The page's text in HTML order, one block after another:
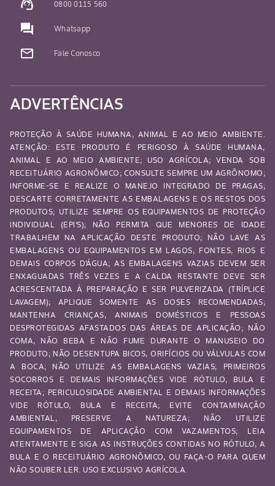
support_agent 0800 0115 560
question_answer Whatsapp
mail_outline Fale Conosco
ADVERTÊNCIAS
PROTEÇÃO À SAÚDE HUMANA, ANIMAL E AO MEIO AMBIENTE.
ATENÇÃO: ESTE PRODUTO É PERIGOSO À SAÚDE HUMANA,
ANIMAL E AO MEIO AMBIENTE; USO AGRÍCOLA; VENDA SOB
RECEITUÁRIO AGRONÔMICO; CONSULTE SEMPRE UM AGRÔNOMO;
INFORME-SE E REALIZE O MANEJO INTEGRADO DE PRAGAS;
DESCARTE CORRETAMENTE AS EMBALAGENS E OS RESTOS DOS
PRODUTOS; UTILIZE SEMPRE OS EQUIPAMENTOS DE PROTEÇÃO
INDIVIDUAL (EPI’S); NÃO PERMITA QUE MENORES DE IDADE
TRABALHEM NA APLICAÇÃO DESTE PRODUTO; NÃO LAVE AS
EMBALAGENS OU EQUIPAMENTOS EM LAGOS, FONTES, RIOS E
DEMAIS CORPOS D’ÁGUA; AS EMBALAGENS VAZIAS DEVEM SER
ENXAGUADAS TRÊS VEZES E A CALDA RESTANTE DEVE SER
ACRESCENTADA À PREPARAÇÃO E SER PULVERIZADA (TRÍPLICE
LAVAGEM); APLIQUE SOMENTE AS DOSES RECOMENDADAS;
MANTENHA CRIANÇAS, ANIMAIS DOMÉSTICOS E PESSOAS
DESPROTEGIDAS AFASTADOS DAS ÁREAS DE APLICAÇÃO; NÃO
COMA, NÃO BEBA E NÃO FUME DURANTE O MANUSEIO DO
PRODUTO; NÃO DESENTUPA BICOS, ORIFÍCIOS OU VÁLVULAS COM
A BOCA; NÃO UTILIZE AS EMBALAGENS VAZIAS; PRIMEIROS
SOCORROS E DEMAIS INFORMAÇÕES VIDE RÓTULO, BULA E
RECEITA; PERICULOSIDADE AMBIENTAL E DEMAIS INFORMAÇÕES
VIDE RÓTULO, BULA E RECEITA; EVITE CONTAMINAÇÃO
AMBIENTAL, PRESERVE A NATUREZA; NÃO UTILIZE
EQUIPAMENTOS DE APLICAÇÃO COM VAZAMENTOS; LEIA
ATENTAMENTE E SIGA AS INSTRUÇÕES CONTIDAS NO RÓTULO, A
BULA E O RECEITUÁRIO AGRONÔMICO, OU FAÇA-O PARA QUEM
NÃO SOUBER LER. USO EXCLUSIVO AGRÍCOLA.